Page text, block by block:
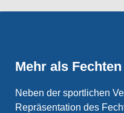
Mehr als Fechten
Neben der sportlichen
Repräsentation des